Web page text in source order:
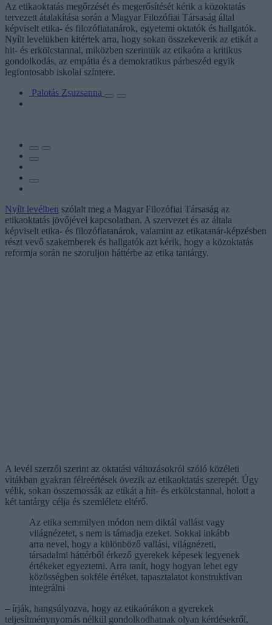
Az etikaoktatás megőrzését és megerősítését kérik a közoktatás
tervezett átalakítása során a Magyar Filozófiai Társaság által
képviselt etika- és filozófiatanárok, egyetemi oktatók és hallgatók.
Nyílt levelükben kitértek arra, hogy sokan összekeverik az etikát a
hit- és erkölcstannal, miközben szerintük az etikaóra a kritikus
gondolkodás, az empátia és a demokratikus párbeszéd egyik
legfontosabb iskolai színtere.
Palotás Zsuzsanna
Nyílt levélben szólalt meg a Magyar Filozófiai Társaság az
etikaoktatás jövőjével kapcsolatban. A szervezet és az általa
képviselt etika- és filozófiatanárok, valamint az etikatanár-képzésben
részt vevő szakemberek és hallgatók azt kérik, hogy a közoktatás
reformja során ne szoruljon háttérbe az etika tantárgy.
A levél szerzői szerint az oktatási változásokról szóló közéleti
vitákban gyakran félreértések övezik az etikaoktatás szerepét. Úgy
vélik, sokan összemossák az etikát a hit- és erkölcstannal, holott a
két tantárgy célja és szemlélete eltérő.
Az etika semmilyen módon nem diktál vallást vagy
világnézetet, s nem is támadja ezeket. Sokkal inkább
arra nevel, hogy a különböző vallási, világnézeti,
társadalmi háttérből érkező gyerekek képesek legyenek
értékeket egyeztetni. Arra tanít, hogy hogyan lehet egy
közösségben sokféle értéket, tapasztalatot konstruktívan
integrálni
– írják, hangsúlyozva, hogy az etikaórákon a gyerekek
teljesítménynyomás nélkül gondolkodhatnak olyan kérdésekről,